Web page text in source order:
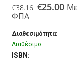
€38.16 Original
€38.16.
€25.00ΗΜε
ΦΠΑ
Διαθεσιμότητα:
Διαθέσιμο
ISBN: